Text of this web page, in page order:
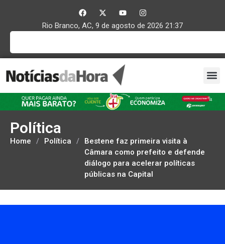
Rio Branco, AC, 9 de agosto de 2026 21:37
Política
Home / Política /
Bestene faz primeira visita à
Câmara como prefeito e defende
diálogo para acelerar políticas
públicas na Capital